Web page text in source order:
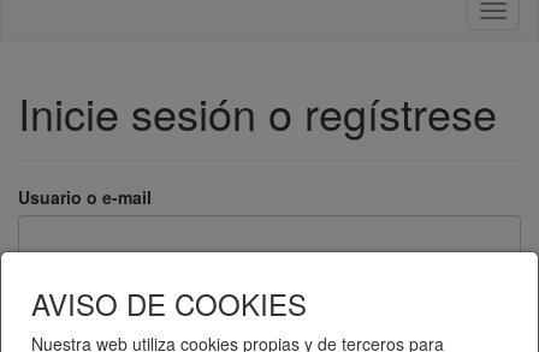
Inicie sesión o regístrese
Usuario o e-mail
AVISO DE COOKIES
Nuestra web utiliza cookies propias y de terceros para